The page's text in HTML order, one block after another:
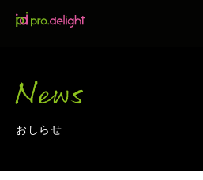
News
おしらせ